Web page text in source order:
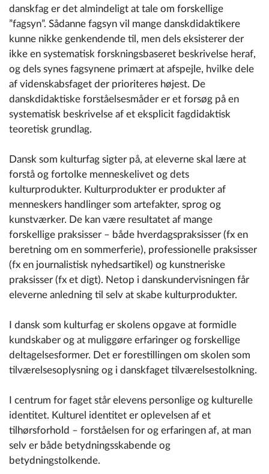
danskfag er det almindeligt at tale om forskellige
”fagsyn”. Sådanne fagsyn vil mange danskdidaktikere
kunne nikke genkendende til, men dels eksisterer der
ikke en systematisk forskningsbaseret beskrivelse heraf,
og dels synes fagsynene primært at afspejle, hvilke dele
af videnskabsfaget der prioriteres højest. De
danskdidaktiske forståelsesmåder er et forsøg på en
systematisk beskrivelse af et eksplicit fagdidaktisk
teoretisk grundlag.
Dansk som kulturfag sigter på, at eleverne skal lære at
forstå og fortolke menneskelivet og dets
kulturprodukter. Kulturprodukter er produkter af
menneskers handlinger som artefakter, sprog og
kunstværker. De kan være resultatet af mange
forskellige praksisser – både hverdagspraksisser (fx en
beretning om en sommerferie), professionelle praksisser
(fx en journalistisk nyhedsartikel) og kunstneriske
praksisser (fx et digt). Netop i danskundervisningen får
eleverne anledning til selv at skabe kulturprodukter.
I dansk som kulturfag er skolens opgave at formidle
kundskaber og at muliggøre erfaringer og forskellige
deltagelsesformer. Det er forestillingen om skolen som
tilværelsesoplysning og i danskfaget tilværelsestolkning.
I centrum for faget står elevens personlige og kulturelle
identitet. Kulturel identitet er oplevelsen af et
tilhørsforhold – forståelsen for og erfaringen af, at man
selv er både betydningsskabende og
betydningstolkende.